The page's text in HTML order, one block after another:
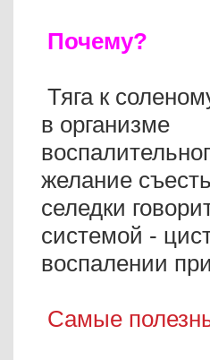
Почему?
Тяга к
в организме
желание
селедки
системой -
воспалении
Самые